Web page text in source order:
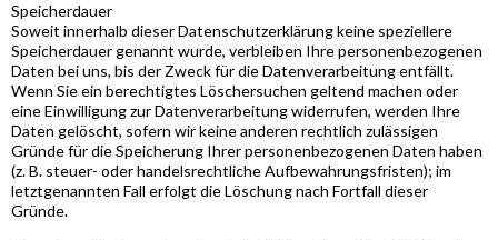
Speicherdauer
Soweit innerhalb dieser Datenschutzerklärung keine speziellere
Speicherdauer genannt wurde, verbleiben Ihre personenbezogenen
Daten bei uns, bis der Zweck für die Datenverarbeitung entfällt.
Wenn Sie ein berechtigtes Löschersuchen geltend machen oder
eine Einwilligung zur Datenverarbeitung widerrufen, werden Ihre
Daten gelöscht, sofern wir keine anderen rechtlich zulässigen
Gründe für die Speicherung Ihrer personenbezogenen Daten haben
(z. B. steuer- oder handelsrechtliche Aufbewahrungsfristen); im
letztgenannten Fall erfolgt die Löschung nach Fortfall dieser
Gründe.